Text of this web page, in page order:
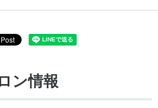
ン情報